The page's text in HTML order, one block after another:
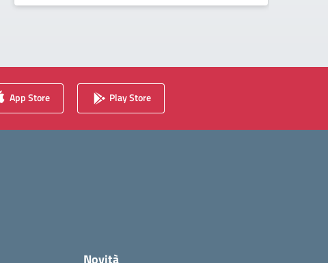
App Store Play Store
Novità